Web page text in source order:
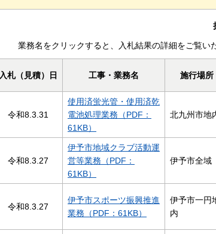
業務名をクリックすると、入札結果の詳細をご覧い
入札（見積）日 工事・業務名 施行場所
令和8.3.31
使用済蛍光管・使用済乾
電池処理業務（PDF：
61KB）
北九州市地
令和8.3.27
伊予市地域クラブ活動運
営等業務（PDF：
61KB）
伊予市全域
令和8.3.27
伊予市スポーツ振興推進
業務（PDF：61KB）
伊予市一円
内